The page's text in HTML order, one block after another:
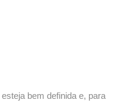
esteja bem definida e, para